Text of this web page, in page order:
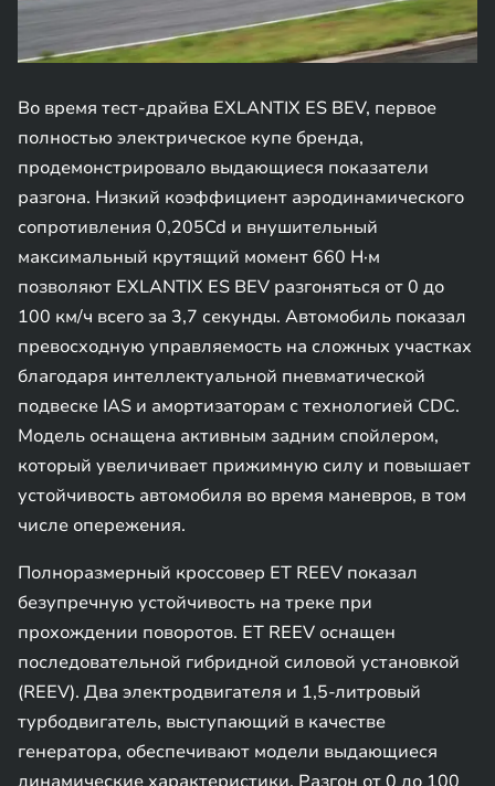
Во время тест-драйва EXLANTIX ES BEV, первое
полностью электрическое купе бренда,
продемонстрировало выдающиеся показатели
разгона. Низкий коэффициент аэродинамического
сопротивления 0,205Cd и внушительный
максимальный крутящий момент 660 Н·м
позволяют EXLANTIX ES BEV разгоняться от 0 до
100 км/ч всего за 3,7 секунды. Автомобиль показал
превосходную управляемость на сложных участках
благодаря интеллектуальной пневматической
подвеске IAS и амортизаторам с технологией CDC.
Модель оснащена активным задним спойлером,
который увеличивает прижимную силу и повышает
устойчивость автомобиля во время маневров, в том
числе опережения.
Полноразмерный кроссовер ET REEV показал
безупречную устойчивость на треке при
прохождении поворотов. ET REEV оснащен
последовательной гибридной силовой установкой
(REEV). Два электродвигателя и 1,5-литровый
турбодвигатель, выступающий в качестве
генератора, обеспечивают модели выдающиеся